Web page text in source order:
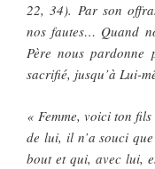
22, 34). Par son
nos fautes… Quand
Père nous
sacrifié, jusqu’à Lui-
« Femme, voici ton
de lui, il n’a souci
bout et qui, avec lui,